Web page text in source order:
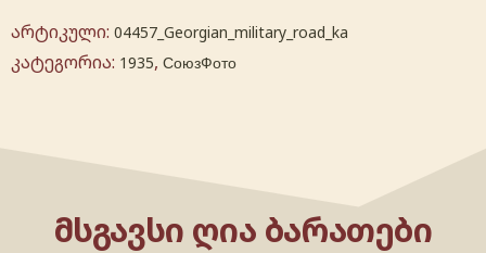
არტიკული: 04457_Georgian_military_road_ka
კატეგორია: 1935, СоюзФото
ᲛᲡᲒᲐᲕᲡᲘ ᲦᲘᲐ ᲑᲐᲠᲐᲗᲔᲑᲘ